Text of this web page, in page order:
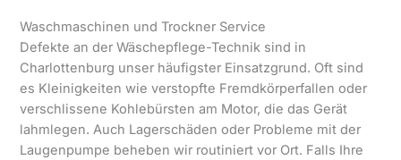
Waschmaschinen und Trockner Service
Defekte an der Wäschepflege-Technik sind in
Charlottenburg unser häufigster Einsatzgrund. Oft sind
es Kleinigkeiten wie verstopfte Fremdkörperfallen oder
verschlissene Kohlebürsten am Motor, die das Gerät
lahmlegen. Auch Lagerschäden oder Probleme mit der
Laugenpumpe beheben wir routiniert vor Ort. Falls Ihre